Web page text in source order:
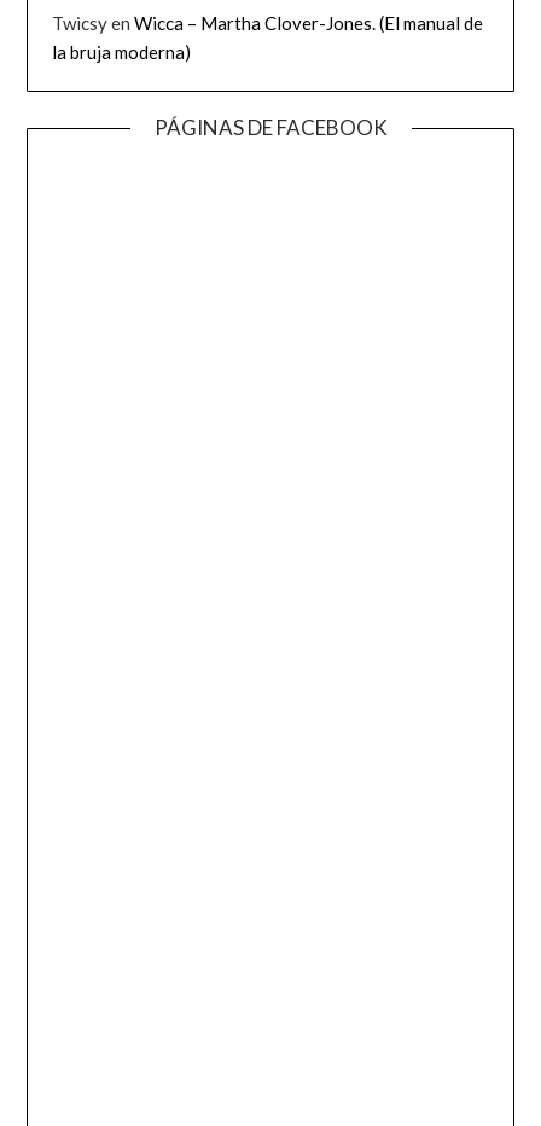
TwicsyenWicca – Martha Clover-Jones. (El manual de
la bruja moderna)
PÁGINAS DE FACEBOOK